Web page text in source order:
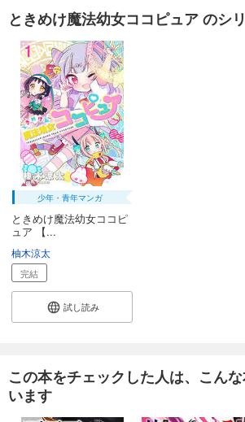
ときめけ魔法幼女ココピュア のシ
少年・青年マンガ
ときめけ魔法幼女ココピ
ュア 【...
柚木涼太
完結
試し読み
この本をチェックした人は、こん
います